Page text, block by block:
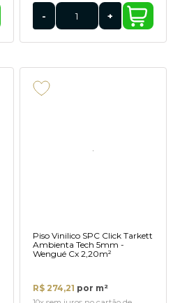
- +
Piso Vinilico SPC Click Tarkett
Ambienta Tech 5mm -
Wengué Cx 2,20m²
R$ 274,21 por m²